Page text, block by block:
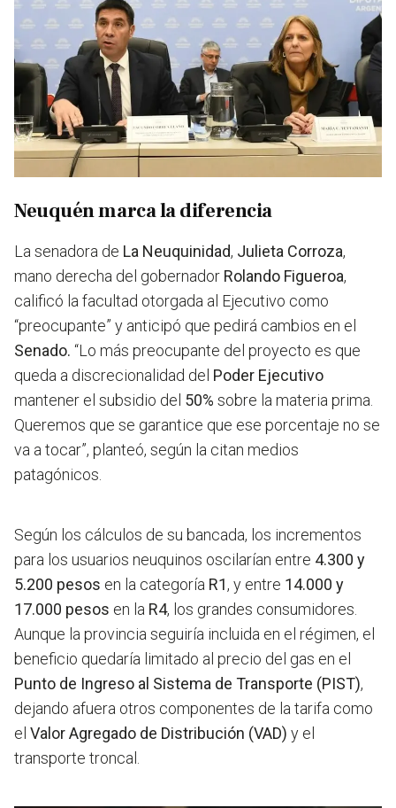
Neuquén marca la diferencia
La senadora de La Neuquinidad, Julieta Corroza,
mano derecha del gobernador Rolando Figueroa,
calificó la facultad otorgada al Ejecutivo como
“preocupante” y anticipó que pedirá cambios en el
Senado. “Lo más preocupante del proyecto es que
queda a discrecionalidad del Poder Ejecutivo
mantener el subsidio del 50% sobre la materia prima.
Queremos que se garantice que ese porcentaje no se
va a tocar”, planteó, según la citan medios
patagónicos.
Según los cálculos de su bancada, los incrementos
para los usuarios neuquinos oscilarían entre 4.300 y
5.200 pesos en la categoría R1, y entre 14.000 y
17.000 pesos en la R4, los grandes consumidores.
Aunque la provincia seguiría incluida en el régimen, el
beneficio quedaría limitado al precio del gas en el
Punto de Ingreso al Sistema de Transporte (PIST),
dejando afuera otros componentes de la tarifa como
el Valor Agregado de Distribución (VAD) y el
transporte troncal.